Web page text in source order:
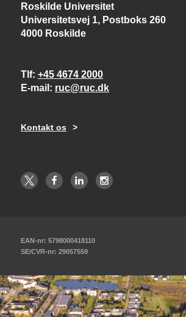
Roskilde Universitet
Universitetsvej 1, Postboks 260
4000 Roskilde
Tlf +45 4674 2000
E-mail
ruc@ruc.dk
Kontakt os
EAN-nr: 5798000418110
SE/CVR-nr: 29057559